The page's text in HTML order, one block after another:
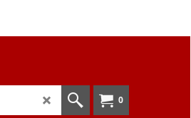
0